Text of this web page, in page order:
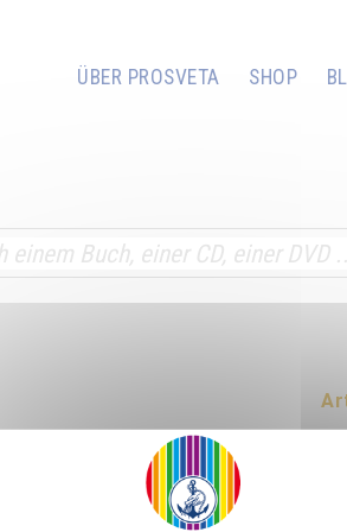
ÜBER PROSVETA SHOP